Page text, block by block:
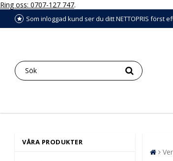
Ring oss: 0707-127 747.
Som inloggad kund ser du ditt NETTOPRIS först
VÅRA PRODUKTER